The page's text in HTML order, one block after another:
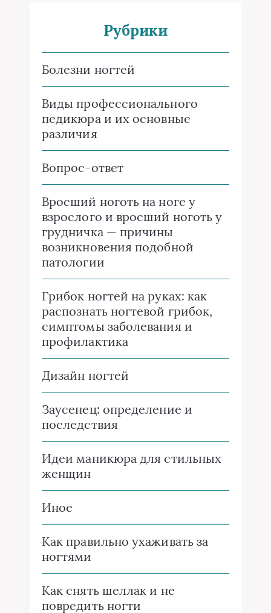
Рубрики
Болезни ногтей
Виды профессионального
педикюра и их основные
различия
Вопрос-ответ
Вросший ноготь на ноге у
взрослого и вросший ноготь у
грудничка — причины
возникновения подобной
патологии
Грибок ногтей на руках: как
распознать ногтевой грибок,
симптомы заболевания и
профилактика
Дизайн ногтей
Заусенец: определение и
последствия
Идеи маникюра для стильных
женщин
Иное
Как правильно ухаживать за
ногтями
Как снять шеллак и не
повредить ногти